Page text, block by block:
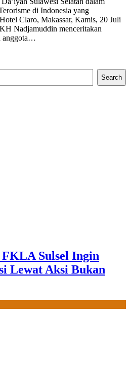
di Indonesia yang
Claro, Makassar, Kamis, 20 Juli
Nadjamuddin menceritakan
anggota…
Search
Sulsel Ingin
Lewat Aksi Bukan